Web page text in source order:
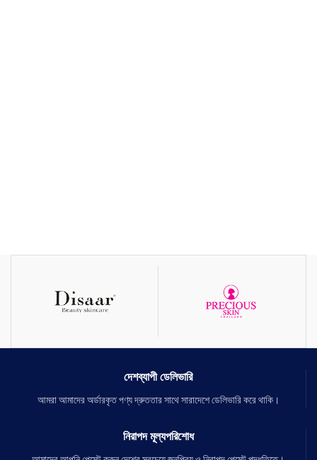
দেশব্যাপী ডেলিভারি
আমরা আমাদের অর্ডারকৃত পণ্য দ্রুততার সাথে সারাদেশে ডেলিভারি করে থাকি।
নিরাপদ মূল্যপরিশোধ